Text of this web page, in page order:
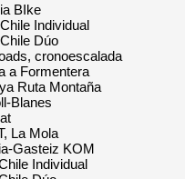
BIke
Individual
Dúo
cronoescalada
a Formentera
Ruta Montaña
Blanes
La Mola
Gasteiz KOM
Individual